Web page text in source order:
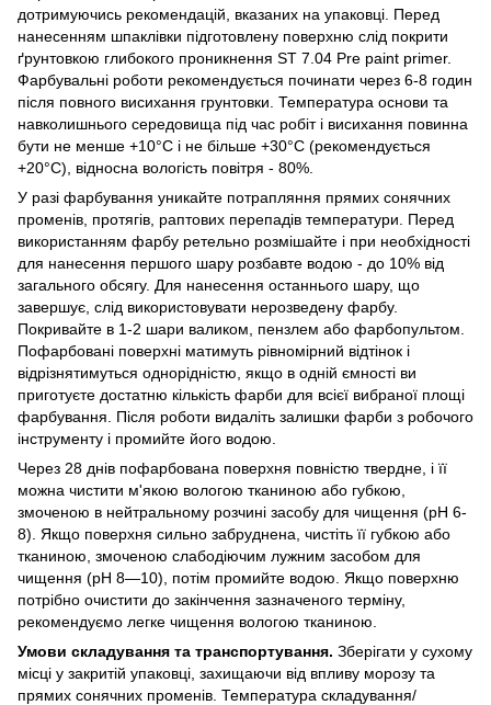
дотримуючись рекомендацій, вказаних на упаковці. Перед
нанесенням шпаклівки підготовлену поверхню слід покрити
ґрунтовкою глибокого проникнення ST 7.04 Pre paint primer.
Фарбувальні роботи рекомендується починати через 6-8 годин
після повного висихання грунтовки. Температура основи та
навколишнього середовища під час робіт і висихання повинна
бути не менше +10°C і не більше +30°C (рекомендується
+20°C), відносна вологість повітря - 80%.
У разі фарбування уникайте потрапляння прямих сонячних
променів, протягів, раптових перепадів температури. Перед
використанням фарбу ретельно розмішайте і при необхідності
для нанесення першого шару розбавте водою - до 10% від
загального обсягу. Для нанесення останнього шару, що
завершує, слід використовувати нерозведену фарбу.
Покривайте в 1-2 шари валиком, пензлем або фарбопультом.
Пофарбовані поверхні матимуть рівномірний відтінок і
відрізнятимуться однорідністю, якщо в одній ємності ви
приготуєте достатню кількість фарби для всієї вибраної площі
фарбування. Після роботи видаліть залишки фарби з робочого
інструменту і промийте його водою.
Через 28 днів пофарбована поверхня повністю твердне, і її
можна чистити м'якою вологою тканиною або губкою,
змоченою в нейтральному розчині засобу для чищення (pH 6-
8). Якщо поверхня сильно забруднена, чистіть її губкою або
тканиною, змоченою слабодіючим лужним засобом для
чищення (pH 8—10), потім промийте водою. Якщо поверхню
потрібно очистити до закінчення зазначеного терміну,
рекомендуємо легке чищення вологою тканиною.
Умови складування та транспортування. Зберігати у сухому
місці у закритій упаковці, захищаючи від впливу морозу та
прямих сонячних променів. Температура складування/